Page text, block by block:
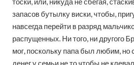
запасов бутылку виски, чтобы,
навсегда перейти в разряд
распущенных. Ни того, ни другого
мог, поскольку папа был любим, но
денег у семьи не то чтобы не